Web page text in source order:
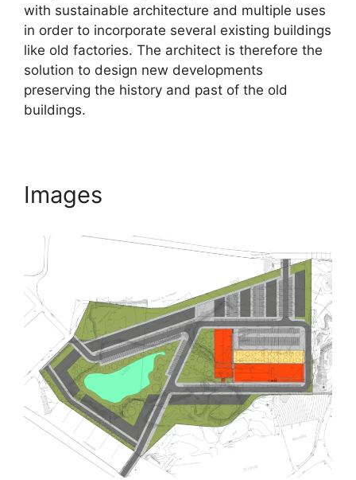
with sustainable architecture and multiple uses
in order to incorporate several existing buildings
like old factories. The architect is therefore the
solution to design new developments
preserving the history and past of the old
buildings.
Images